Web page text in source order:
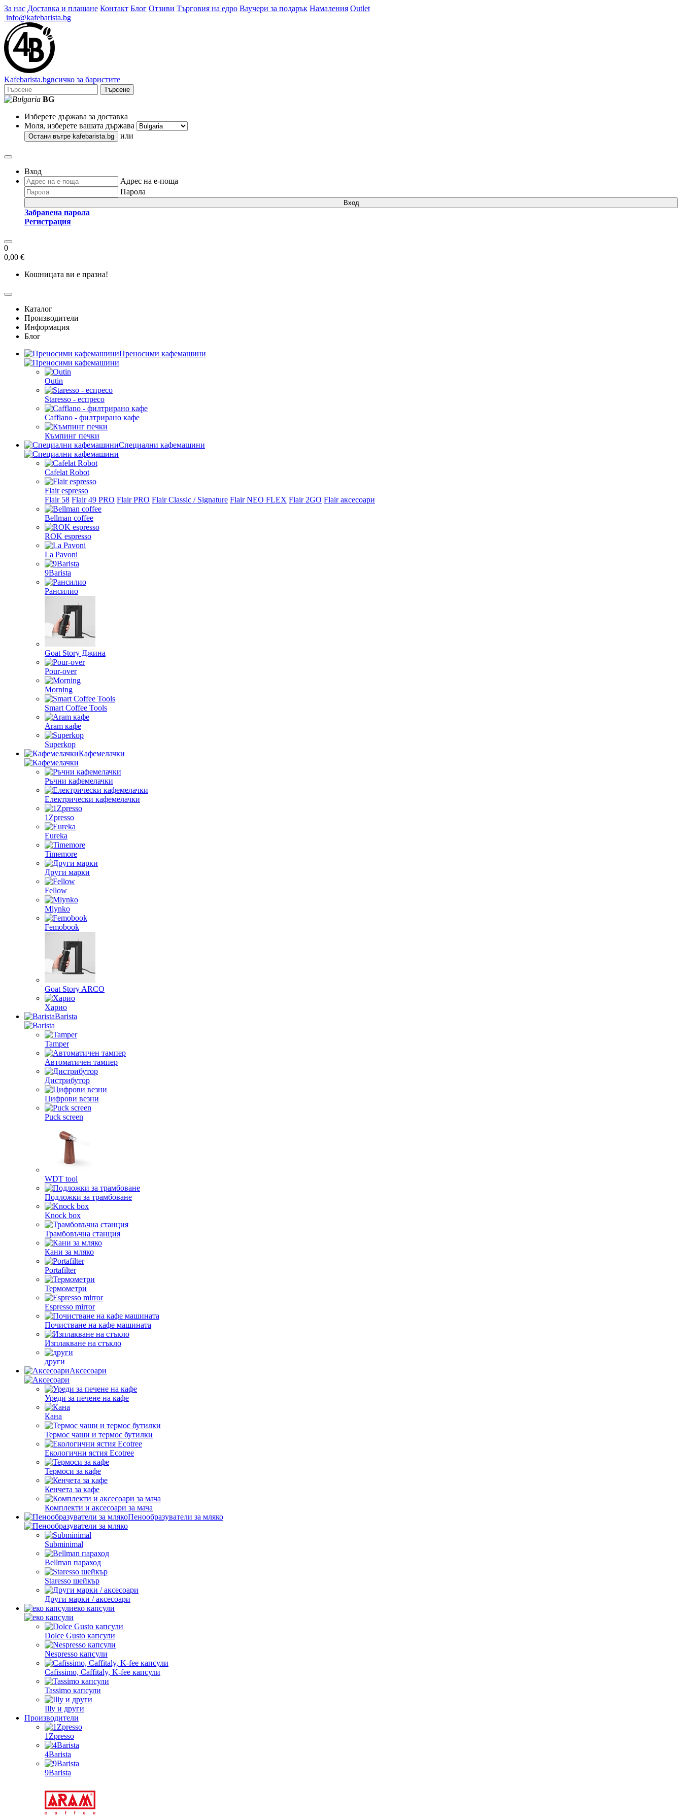
За нас Доставка и плащане Контакт Блог Отзиви Търговия на едро Ваучери за подарък Намаления Outlet
info@kafebarista.bg
Kafebarista.bgвсичко за баристите
Търсене
BG
Изберете държава за доставка
Моля, изберете вашата държава
Остани вътре kafebarista.bg или
Вход
Адрес на е-поща
Парола
Вход
Забравена парола
Регистрация
0
0,00 €
Кошницата ви е празна!
Каталог
Производители
Информация
Блог
Преносими кафемашини
Outin
Staresso - еспресо
Cafflano - филтрирано кафе
Къмпинг печки
Специални кафемашини
Cafelat Robot
Flair espresso
Flair 58 Flair 49 PRO Flair PRO Flair Classic / Signature Flair NEO FLEX Flair 2GO Flair аксесоари
Bellman coffee
ROK espresso
La Pavoni
9Barista
Рансилио
Goat Story Джина
Pour-over
Morning
Smart Coffee Tools
Aram кафе
Superkop
Кафемелачки
Ръчни кафемелачки
Електрически кафемелачки
1Zpresso
Eureka
Timemore
Други марки
Fellow
Mlynko
Femobook
Goat Story ARCO
Харио
Barista
Tamper
Автоматичен тампер
Дистрибутор
Цифрови везни
Puck screen
WDT tool
Подложки за трамбоване
Knock box
Трамбовъчна станция
Кани за мляко
Portafilter
Термометри
Espresso mirror
Почистване на кафе машината
Изплакване на стъкло
други
Аксесоари
Уреди за печене на кафе
Кана
Термос чаши и термос бутилки
Екологични ястия Ecotree
Термоси за кафе
Кенчета за кафе
Комплекти и аксесоари за мача
Пенообразуватели за мляко
Subminimal
Bellman параход
Staresso шейкър
Други марки / аксесоари
еко капсули
Dolce Gusto капсули
Nespresso капсули
Cafissimo, Caffitaly, K-fee капсули
Tassimo капсули
Illy и други
Производители
1Zpresso
4Barista
9Barista